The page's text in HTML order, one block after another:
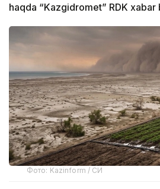
haqda “Kazgidromet” RDK xabar
Фото: Kazinform / СИ